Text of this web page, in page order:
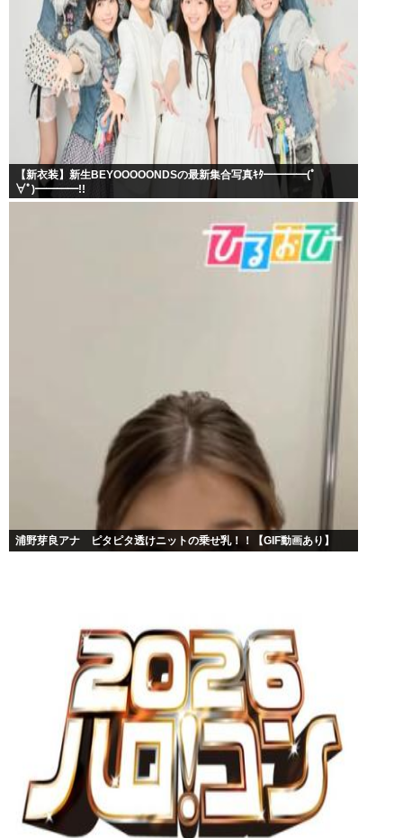
【新衣装】新生BEYOOOOONDSの最新集合写真ｷﾀ━━━━(ﾟ
∀ﾟ)━━━━!!
浦野芽良アナ ピタピタ透けニットの乗せ乳！！【GIF動画あり】